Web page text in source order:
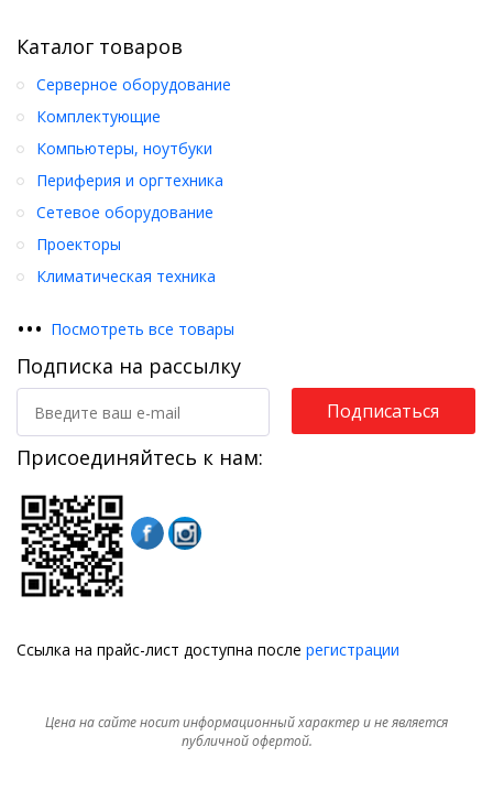
Каталог товаров
Серверное оборудование
Комплектующие
Компьютеры, ноутбуки
Периферия и оргтехника
Сетевое оборудование
Проекторы
Климатическая техника
••• Посмотреть все товары
Подписка на рассылку
Подписаться
Присоединяйтесь к нам:
Ссылка на прайс-лист доступна после регистрации
Цена на сайте носит информационный характер и не является
публичной офертой.